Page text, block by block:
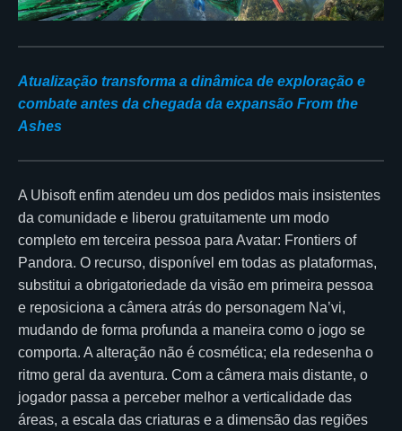
Atualização transforma a dinâmica de exploração e
combate antes da chegada da expansão From the
Ashes
A Ubisoft enfim atendeu um dos pedidos mais insistentes
da comunidade e liberou gratuitamente um modo
completo em terceira pessoa para Avatar: Frontiers of
Pandora. O recurso, disponível em todas as plataformas,
substitui a obrigatoriedade da visão em primeira pessoa
e reposiciona a câmera atrás do personagem Na’vi,
mudando de forma profunda a maneira como o jogo se
comporta. A alteração não é cosmética; ela redesenha o
ritmo geral da aventura. Com a câmera mais distante, o
jogador passa a perceber melhor a verticalidade das
áreas, a escala das criaturas e a dimensão das regiões